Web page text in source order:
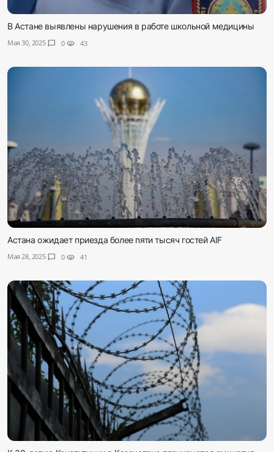
В Астане выявлены нарушения в работе школьной медицины
Мая 30, 2025 chat_bubble 0 visibility 43
Астана ожидает приезда более пяти тысяч гостей AIF
Мая 28, 2025 chat_bubble 0 visibility 41